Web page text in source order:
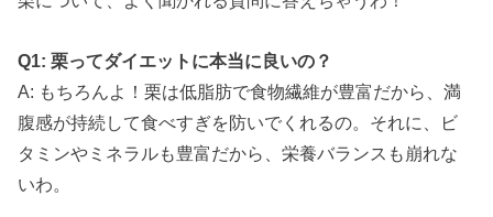
Q1: 栗ってダイエットに本当に良いの？
A: もちろんよ！栗は低脂肪で食物繊維が豊富だから、満
腹感が持続して食べすぎを防いでくれるの。それに、ビ
タミンやミネラルも豊富だから、栄養バランスも崩れな
いわ。